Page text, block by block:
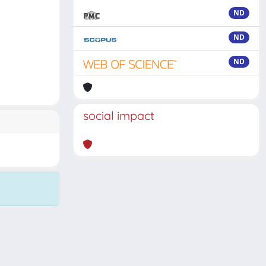
ND
ND
ND
social impact